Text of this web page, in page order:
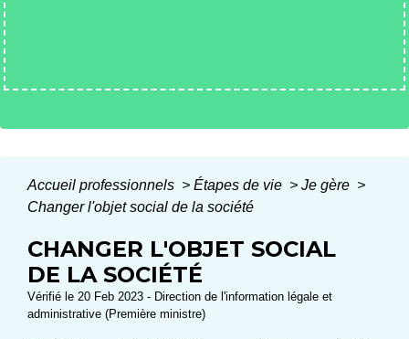
Accueil professionnels > Étapes de vie > Je gère >
Changer l'objet social de la société
CHANGER L'OBJET SOCIAL
DE LA SOCIÉTÉ
Vérifié le 20 Feb 2023 - Direction de l'information légale et
administrative (Première ministre)